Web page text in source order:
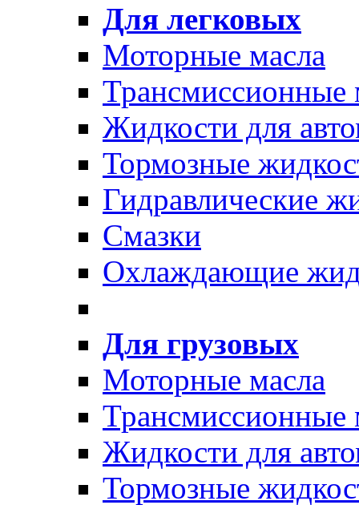
Для легковых
Моторные масла
Трансмиссионные
Жидкости для
Тормозные
Гидравлические
Смазки
Охлаждающие
Для грузовых
Моторные масла
Трансмиссионные
Жидкости для
Тормозные